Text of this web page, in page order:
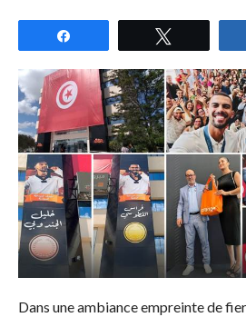
Dans une ambiance empreinte de